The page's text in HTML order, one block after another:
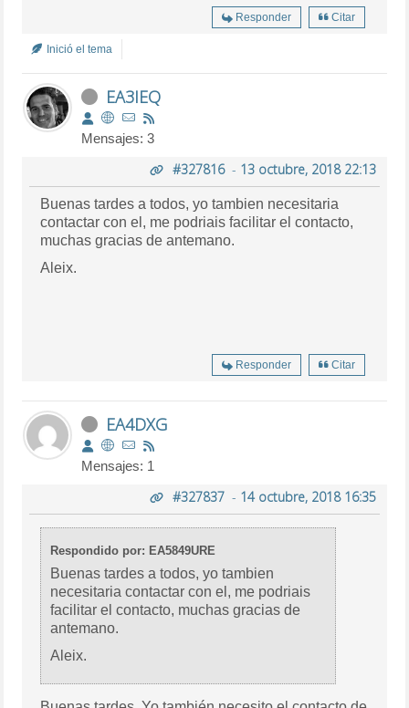
Responder Citar
Inició el tema
EA3IEQ
Mensajes: 3
#327816- 13 octubre, 2018 22:13
Buenas tardes a todos, yo tambien necesitaria
contactar con el, me podriais facilitar el contacto,
muchas gracias de antemano.
Aleix.
Responder Citar
EA4DXG
Mensajes: 1
#327837- 14 octubre, 2018 16:35
Respondido por: EA5849URE
Buenas tardes a todos, yo tambien
necesitaria contactar con el, me podriais
facilitar el contacto, muchas gracias de
antemano.
Aleix.